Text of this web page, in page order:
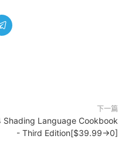
下一篇
Shading Language Cookbook
- Third Edition[$39.99→0]